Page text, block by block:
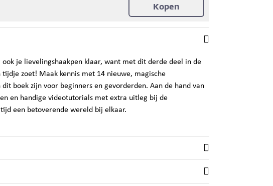
Kopen
je lievelingshaakpen klaar, want met dit derde deel in de
zoet! Maak kennis met 14 nieuwe, magische
boek zijn voor beginners en gevorderden. Aan de hand van
en handige videotutorials met extra uitleg bij de
een betoverende wereld bij elkaar.